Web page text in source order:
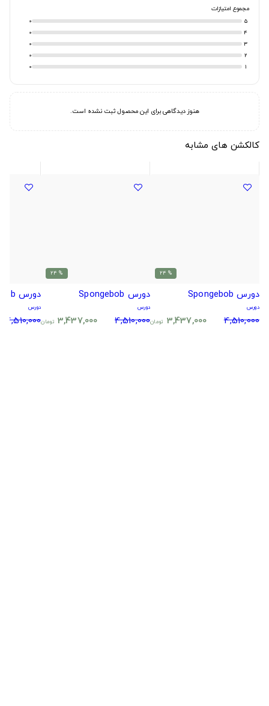
مجموع امتیازات
5
0
4
0
3
0
2
0
1
0
هنوز دیدگاهی برای این محصول ثبت نشده است.
کالکشن های مشابه
% 24
دورس Spongebob
دورس
4,510,000
3,437,000 تومان
% 24
دورس Spongebob
دورس
4,510,000
3,437,000 تومان
دورس Spongebob
دورس
4,510,000